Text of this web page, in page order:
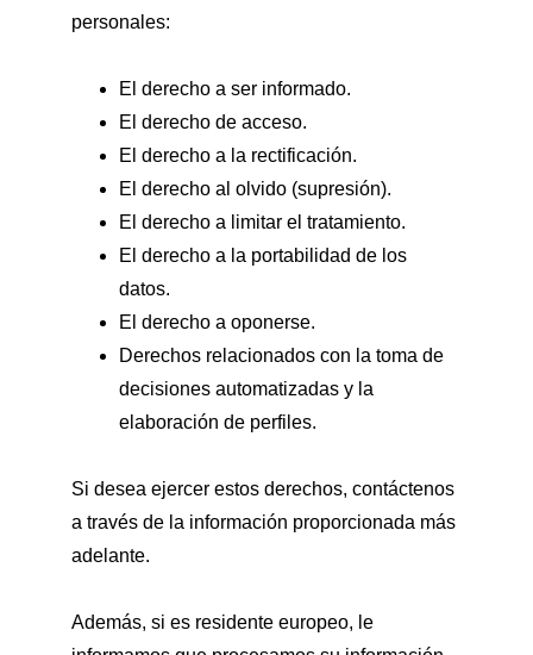
personales:
El derecho a ser informado.
El derecho de acceso.
El derecho a la rectificación.
El derecho al olvido (supresión).
El derecho a limitar el tratamiento.
El derecho a la portabilidad de los
datos.
El derecho a oponerse.
Derechos relacionados con la toma de
decisiones automatizadas y la
elaboración de perfiles.
Si desea ejercer estos derechos, contáctenos
a través de la información proporcionada más
adelante.
Además, si es residente europeo, le